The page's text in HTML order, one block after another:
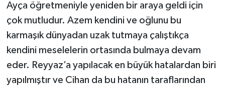
Ayça öğretmeniyle yeniden bir araya geldi için
çok mutludur. Azem kendini ve oğlunu bu
karmaşık dünyadan uzak tutmaya çalıştıkça
kendini meselelerin ortasında bulmaya devam
eder. Reyyaz’a yapılacak en büyük hatalardan biri
yapılmıştır ve Cihan da bu hatanın taraflarından